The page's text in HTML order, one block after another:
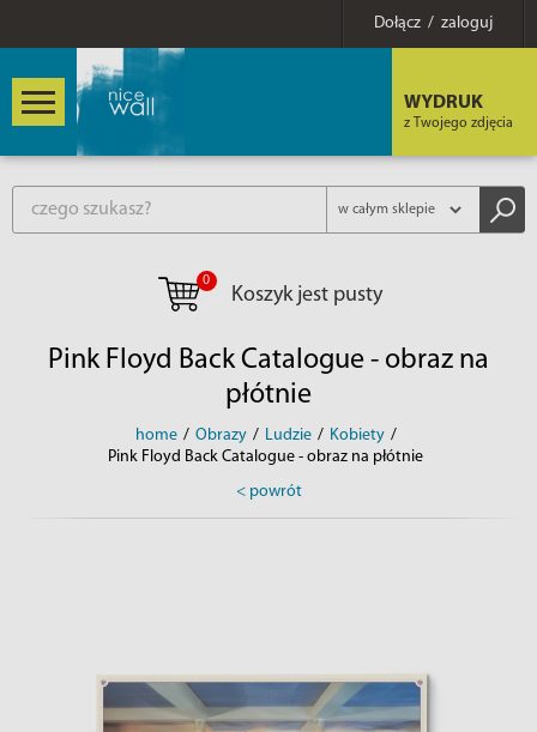
Dołącz / zaloguj
WYDRUK
z Twojego zdjęcia
0
Koszyk jest pusty
Pink Floyd Back Catalogue - obraz na
płótnie
home / Obrazy / Ludzie / Kobiety /
Pink Floyd Back Catalogue - obraz na płótnie
< powrót